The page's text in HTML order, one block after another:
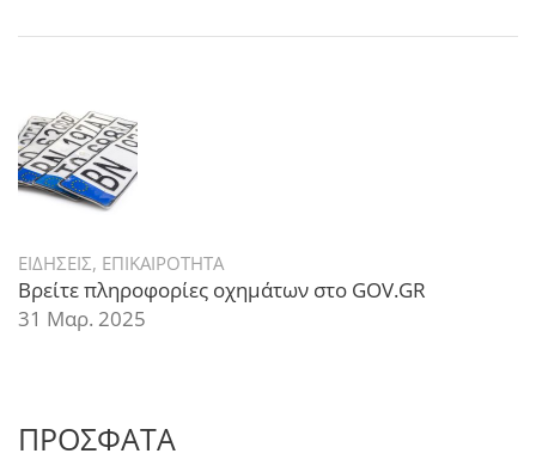
ΕΙΔΗΣΕΙΣ, ΕΠΙΚΑΙΡΟΤΗΤΑ
Βρείτε πληροφορίες οχημάτων στο GOV.GR
31 Μαρ. 2025
ΠΡΟΣΦΑΤΑ